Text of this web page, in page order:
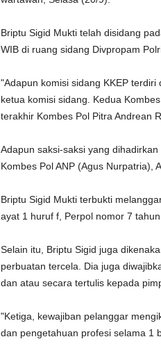
Briptu Sigid Mukti telah disidang
WIB di ruang sidang Divpropam
"Adapun komisi sidang KKEP
ketua komisi sidang. Kedua
terakhir Kombes Pol Pitra Andrean
Adapun saksi-saksi yang
Kombes Pol ANP (Agus Nurpatria),
Briptu Sigid Mukti terbukti
ayat 1 huruf f, Perpol nomor 7
Selain itu, Briptu Sigid juga
perbuatan tercela. Dia juga
dan atau secara tertulis kepada
"Ketiga, kewajiban pelanggar
dan pengetahuan profesi selama 1